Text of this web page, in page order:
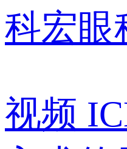
科宏眼
视频